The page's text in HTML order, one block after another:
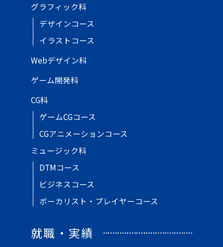
グラフィック科
デザインコース
イラストコース
Webデザイン科
ゲーム開発科
CG科
ゲームCGコース
CGアニメーションコース
ミュージック科
DTMコース
ビジネスコース
ボーカリスト・プレイヤーコース
就職・実績